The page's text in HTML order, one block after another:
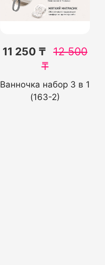
11 250 ₸ 12 500
₸
Ванночка набор 3 в 1
(163-2)